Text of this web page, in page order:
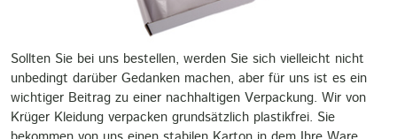
Sollten Sie bei uns bestellen, werden Sie sich vielleicht nicht
unbedingt darüber Gedanken machen, aber für uns ist es ein
wichtiger Beitrag zu einer nachhaltigen Verpackung. Wir von
Krüger Kleidung verpacken grundsätzlich plastikfrei. Sie